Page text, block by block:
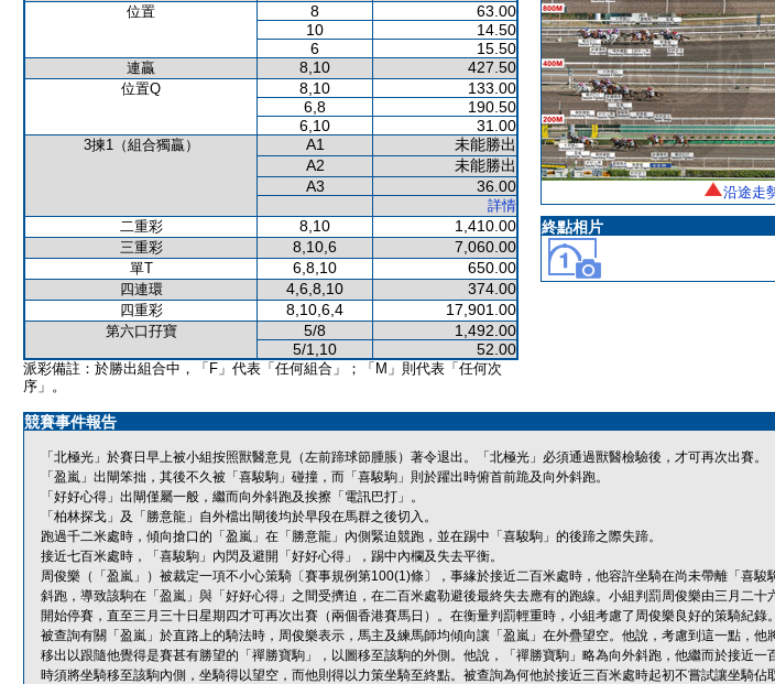
位置 8
63.00
10
14.50
6
15.50
連贏 8,10 427.50
位置Q 8,10
133.00
6,8
190.50
6,10
31.00
3揀1（組合獨贏） A1
未能勝出
A2
未能勝出
A3
36.00
詳情
二重彩
8,10 1,410.00
三重彩 8,10,6 7,060.00
單T 6,8,10 650.00
四連環 4,6,8,10 374.00
四重彩 8,10,6,4 17,901.00
第六口孖寶 5/8
1,492.00
5/1,10
52.00
派彩備註：於勝出組合中，「F」代表「任何組合」；「M」則代表「任何次
序」。
沿途走
終點相片
競賽事件報告
「北極光」於賽日早上被小組按照獸醫意見（左前蹄球節腫脹）著令退出。「北極光」必須通過獸醫檢驗後，才可再次出賽。
「盈嵐」出閘笨拙，其後不久被「喜駿駒」碰撞，而「喜駿駒」則於躍出時俯首前跪及向外斜跑。
「好好心得」出閘僅屬一般，繼而向外斜跑及挨擦「電訊巴打」。
「柏林探戈」及「勝意龍」自外檔出閘後均於早段在馬群之後切入。
跑過千二米處時，傾向搶口的「盈嵐」在「勝意龍」內側緊迫競跑，並在踢中「喜駿駒」的後蹄之際失蹄。
接近七百米處時，「喜駿駒」內閃及避開「好好心得」，踢中內欄及失去平衡。
周俊樂（「盈嵐」）被裁定一項不小心策騎〔賽事規例第100(1)條〕，事緣於接近二百米處時，他容許坐騎在尚未帶離「喜駿
斜跑，導致該駒在「盈嵐」與「好好心得」之間受擠迫，在二百米處勒避後最終失去應有的跑線。小組判罰周俊樂由三月二十
開始停賽，直至三月三十日星期四才可再次出賽（兩個香港賽馬日）。在衡量判罰輕重時，小組考慮了周俊樂良好的策騎紀錄。
被查詢有關「盈嵐」於直路上的騎法時，周俊樂表示，馬主及練馬師均傾向讓「盈嵐」在外疊望空。他說，考慮到這一點，他
移出以跟隨他覺得是賽甚有勝望的「禪勝寶駒」，以圖移至該駒的外側。他說，「禪勝寶駒」略為向外斜跑，他繼而於接近一
時須將坐騎移至該駒內側，坐騎得以望空，而他則得以力策坐騎至終點。被查詢為何他於接近三百米處時起初不嘗試讓坐騎佔